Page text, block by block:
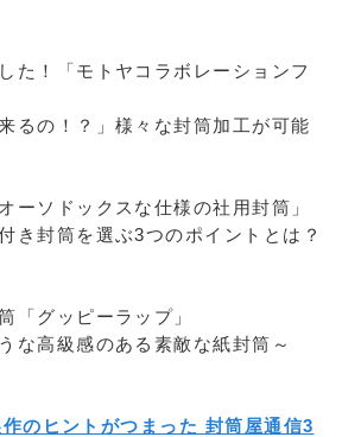
た！「モトヤコラボレーションフ
るの！？」様々な封筒加工が可能
ーソドックスな仕様の社用封筒」
き封筒を選ぶ3つのポイントとは？
「グッピーラップ」
な高級感のある素敵な紙封筒～
作のヒントがつまった 封筒屋通信3